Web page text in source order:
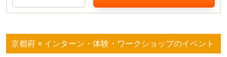
京都府 × インターン・体験・ワークショップのイベント